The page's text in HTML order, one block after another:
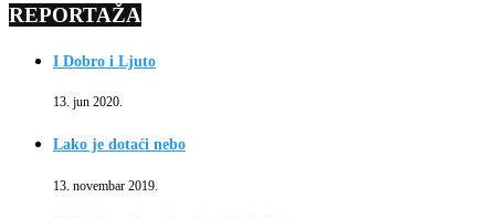
REPORTAŽA
I Dobro i Ljuto
13. jun 2020.
Lako je dotaći nebo
13. novembar 2019.